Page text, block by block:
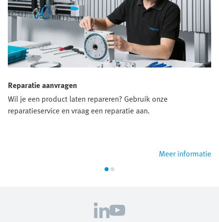
Reparatie aanvragen
Wil je een product laten repareren? Gebruik onze
reparatieservice en vraag een reparatie aan.
Meer informatie